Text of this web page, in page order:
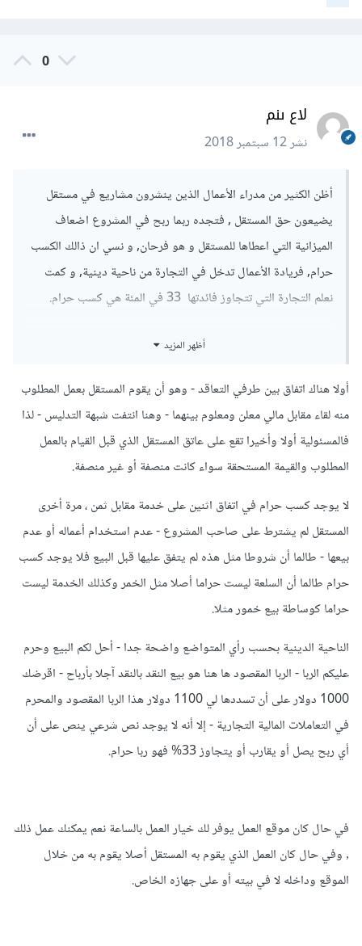
0
لاع ىنم
نشر12 سبتمبر 2018
أظن الكثير من مدراء الأعمال الذين ينشرون مشاريع في مستقل
يضيعون حق المستقل , فتجده ربما ربح في المشروع اضعاف
الميزانية التي اعطاها للمستقل و هو فرحان, و نسي ان ذالك الكسب
حرام, فريادة الأعمال تدخل في التجارة من ناحية دينية, و كمت
نعلم التجارة التي تتجاوز فائدتها 33 في المئة هي كسب حرام.
هناك حل لو قام مستقل بإضفة خيار العمل للساعة, حين اذن لن
أظهر المزيد
أولا هناك اتفاق بين طرفي التعاقد - وهو أن يقوم المستقل بعمل المطلوب
منه لقاء مقابل مالي معلن ومعلوم بينهما - وهنا انتفت شبهة التدليس - لذا
فالمسئولية أولا وأخيرا تقع على عاتق المستقل الذي قبل القيام بالعمل
المطلوب والقيمة المستحقة سواء كانت منصفة أو غير منصفة.
لا يوجد كسب حرام في اتفاق اثنين على خدمة مقابل ثمن ، مرة أخرى
المستقل لم يشترط على صاحب المشروع - عدم استخدام أعماله أو عدم
بيعها - طالما أن شروطا مثل هذه لم يتفق عليها قبل البيع فلا يوجد كسب
حرام طالما أن السلعة ليست حراما أصلا مثل الخمر وكذلك الخدمة ليست
حراما كوساطة بيع خمور مثلا.
الناحية الدينية بحسب رأي المتواضع واضحة جدا - أحل لكم البيع وحرم
عليكم الربا - الربا المقصود ها هنا هو بيع النقد بالنقد آجلا بأرباح - اقرضك
1000 دولار على أن تسددها لي 1100 دولار هذا الربا المقصود والمحرم
في التعاملات المالية التجارية - إلا أنه لا يوجد نص شرعي ينص على أن
أي ربح يصل أو يقارب أو يتجاوز 33% فهو ربا حرام.
في حال كان موقع العمل يوفر لك خيار العمل بالساعة نعم يمكنك عمل ذلك
٫ وفي حال كان العمل الذي يقوم به المستقل أصلا يقوم به من خلال
الموقع وداخله لا في بيته أو على جهازه الخاص.